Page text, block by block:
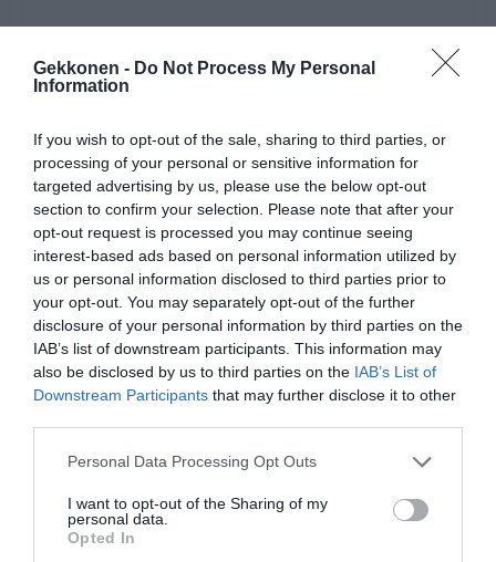
Gekkonen - Do Not Process My Personal
Information
If you wish to opt-out of the sale, sharing to third parties, or
processing of your personal or sensitive information for
targeted advertising by us, please use the below opt-out
section to confirm your selection. Please note that after your
opt-out request is processed you may continue seeing
interest-based ads based on personal information utilized by
us or personal information disclosed to third parties prior to
your opt-out. You may separately opt-out of the further
disclosure of your personal information by third parties on the
IAB’s list of downstream participants. This information may
also be disclosed by us to third parties on the IAB’s List of
Downstream Participants that may further disclose it to other
Personal Data Processing Opt Outs
I want to opt-out of the Sharing of my
personal data.
Opted In
Jaa artikkeli:
F
a
c
e
o
M
e
ss
g
X W
h
at
p
C
o
p
Li
n
S
h
ar
e